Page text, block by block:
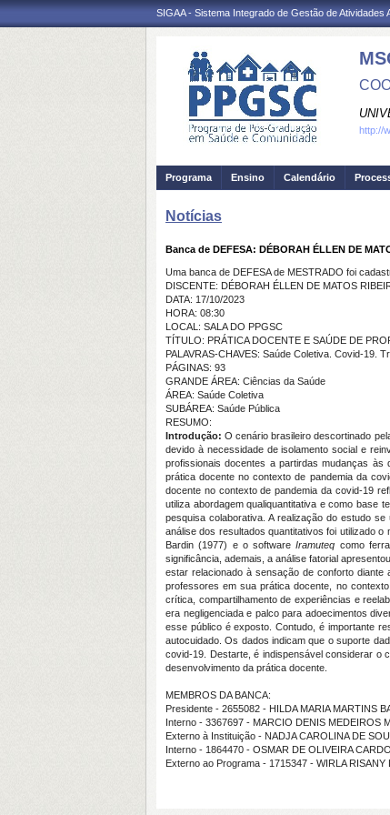
SIGAA - Sistema Integrado de Gestão de Atividades
http://
Programa Ensino Calendário
Notícias
Banca de DEFESA: DÉBORAH ÉLLEN DE
Uma banca de DEFESA de MESTRADO foi
DISCENTE: DÉBORAH ÉLLEN DE MATOS
DATA: 17/10/2023
HORA: 08:30
LOCAL: SALA DO PPGSC
TÍTULO: PRÁTICA DOCENTE E SAÚDE DE
PALAVRAS-CHAVES: Saúde Coletiva. Covid-19.
PÁGINAS: 93
GRANDE ÁREA: Ciências da Saúde
ÁREA: Saúde Coletiva
SUBÁREA: Saúde Pública
RESUMO:
Introdução:O cenário brasileiro descortinado
devido à necessidade de isolamento social e
profissionais docentes a partirdas mudanças
prática docente no contexto de pandemia da
docente no contexto de pandemia da covid-19
utiliza abordagem qualiquantitativa e como base
pesquisa colaborativa. A realização do estudo
análise dos resultados quantitativos foi utilizado
Bardin (1977) e o softwareIramuteq como
significância, ademais, a análise fatorial
estar relacionado à sensação de conforto
professores em sua prática docente, no
crítica, compartilhamento de experiências e
era negligenciada e palco para adoecimentos
esse público é exposto. Contudo, é importante
autocuidado. Os dados indicam que o suporte
covid-19. Destarte, é indispensável considerar o
desenvolvimento da prática docente.
MEMBROS DA BANCA:
Presidente - 2655082 - HILDA MARIA MARTINS
Interno - 3367697 - MARCIO DENIS MEDEIROS
Externo à Instituição - NADJA CAROLINA DE
Interno - 1864470 - OSMAR DE OLIVEIRA
Externo ao Programa - 1715347 - WIRLA RISANY